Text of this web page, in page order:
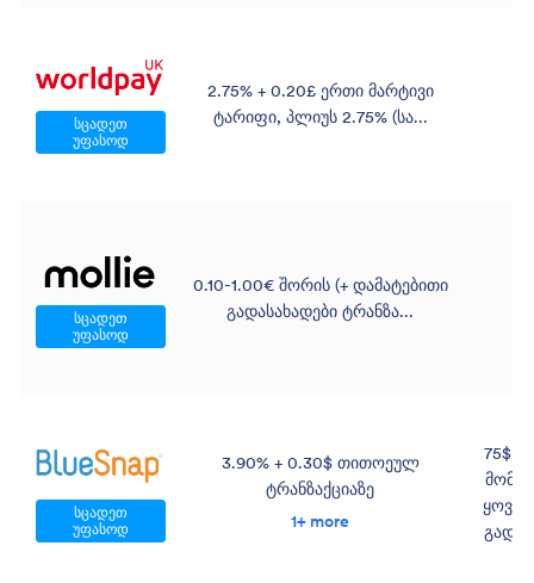
სცადეთ
უფასოდ
2.75% + 0.20£ ერთი მარტივი
ტარიფი, პლიუს 2.75% (სა...
სცადეთ
უფასოდ
0.10-1.00€ შორის (+ დამატებითი
გადასახადები ტრანზა...
სცადეთ
უფასოდ
3.90% + 0.30$ თითოეულ
ტრანზაქციაზე
1+ more
75$